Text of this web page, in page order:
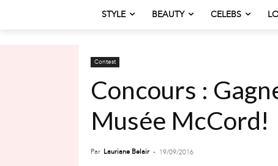
STYLE BEAUTY CELEBS
Contest
Concours :
Musée McCord!
Par Lauriane Belair - 19/09/2016